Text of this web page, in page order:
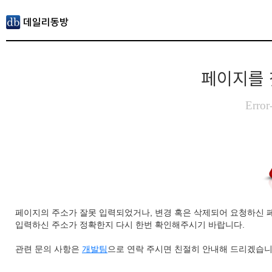
페이지를
페이지의 주소가 잘못 입력되었거나, 변경 혹은 삭제되어 요청하신
입력하신 주소가 정확한지 다시 한번 확인해주시기 바랍니다.
관련 문의 사항은 개발팀 으로 연락 주시면 친절히 안내해 드리겠습